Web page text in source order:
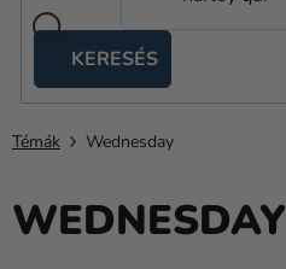
KERESÉS
sátrak
Kanekalon
Hélium
és
Témák Wednesday
WEDNESDAY